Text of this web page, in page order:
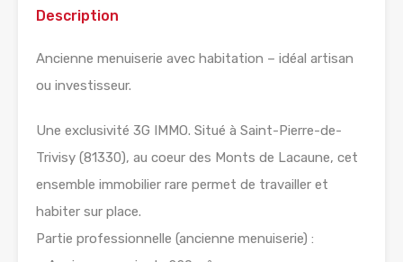
Description
Ancienne menuiserie avec habitation – idéal artisan
ou investisseur.
Une exclusivité 3G IMMO. Situé à Saint-Pierre-de-
Trivisy (81330), au coeur des Monts de Lacaune, cet
ensemble immobilier rare permet de travailler et
habiter sur place.
Partie professionnelle (ancienne menuiserie) :